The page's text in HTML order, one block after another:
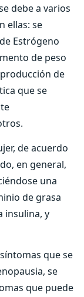
debe a varios
ellas: se
Estrógeno
de peso
de
que se
de acuerdo
en general,
una
de grasa
insulina, y
que se
se
que puede